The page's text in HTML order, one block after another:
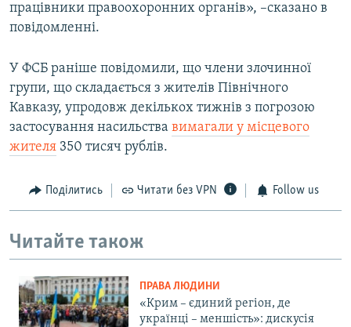
працівники правоохоронних органів», –сказано в
повідомленні.
У ФСБ раніше повідомили, що члени злочинної
групи, що складається з жителів Північного
Кавказу, упродовж декількох тижнів з погрозою
застосування насильства вимагали у місцевого
жителя 350 тисяч рублів.
Поділитись Читати без VPN Follow us
Читайте також
ПРАВА ЛЮДИНИ
«Крим – єдиний регіон, де
українці – меншість»: дискусія